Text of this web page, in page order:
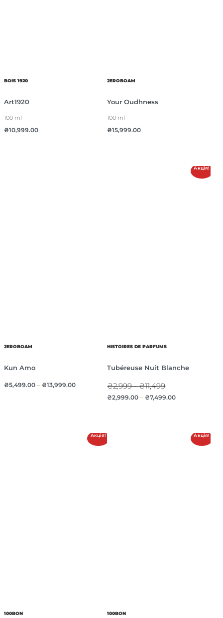
BOIS 1920
Art1920
100 ml
₴10,999.00
JEROBOAM
Your Oudhness
100 ml
₴15,999.00
JEROBOAM
Kun Amo
₴5,499.00– ₴13,999.00
Акція!
HISTOIRES DE PARFUMS
Tubéreuse Nuit Blanche
₴2,999 - ₴11,499
₴2,999.00 – ₴7,499.00
Акція!
100BON
Акція!
100BON